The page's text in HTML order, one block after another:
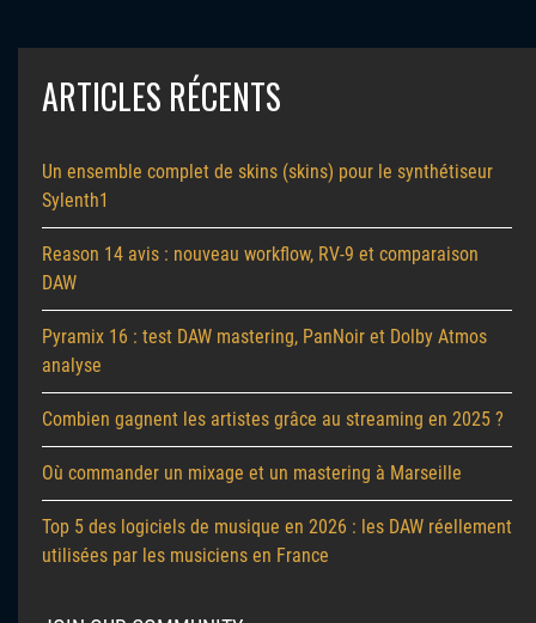
ARTICLES RÉCENTS
Un ensemble complet de skins (skins) pour le synthétiseur
Sylenth1
Reason 14 avis : nouveau workflow, RV-9 et comparaison
DAW
Pyramix 16 : test DAW mastering, PanNoir et Dolby Atmos
analyse
Combien gagnent les artistes grâce au streaming en 2025 ?
Où commander un mixage et un mastering à Marseille
Top 5 des logiciels de musique en 2026 : les DAW réellement
utilisées par les musiciens en France